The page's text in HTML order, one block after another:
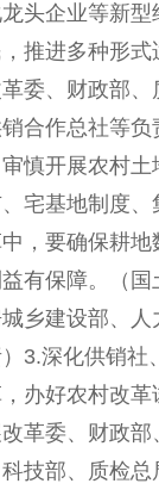
头企业等新型
推进多种形式
革委、财政部
合作总社等负
慎开展农村
宅基地制度
，要确保耕
有保障。（国
乡建设部、
3.深化供销社
办好农村改革
革委、财政部
技部、质检总